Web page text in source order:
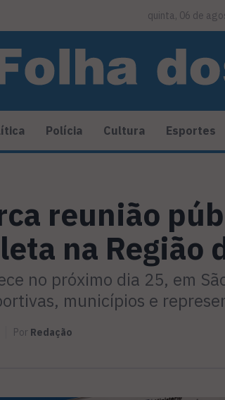
quinta, 06 de
Polícia Cultura Esportes
reunião
na Região
no próximo dia 25, em
municípios e
Por Redação